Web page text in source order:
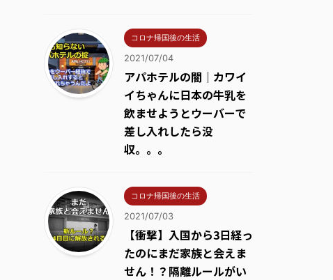
コロナ帰国後の生活
2021/07/04
アパホテルの闇｜カワイ
イちゃんに日本の牛乳を
飲ませようとウーバーで
差し入れしたら没
収。。。
コロナ帰国後の生活
2021/07/03
【衝撃】入国から3日経っ
たのにまだ家族と会えま
せん！？隔離ルールがい